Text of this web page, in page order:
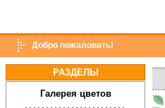
Добро пожаловать!
РАЗДЕЛЫ
Галерея цветов